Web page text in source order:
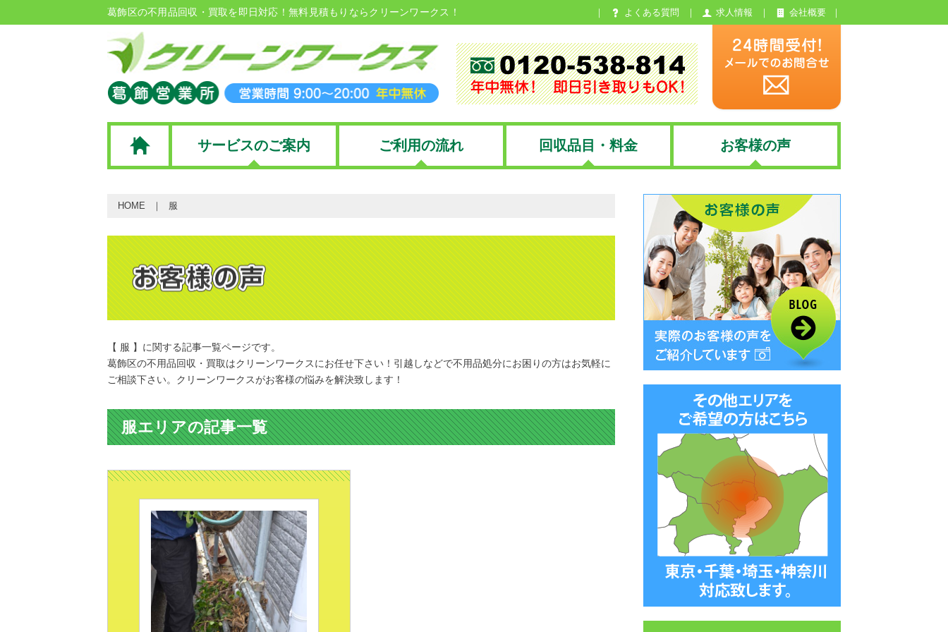
葛飾区の不用品回収・買取を即日対応！無料見積もりならクリーンワークス！ よくある質問 求人情報 会社概要
サービスのご案内 ご利用の流れ 回収品目・料金 お客様の声
HOME 服
【 服 】に関する記事一覧ページです。
葛飾区の不用品回収・買取はクリーンワークスにお任せ下さい！引越しなどで不用品処分にお困りの方はお気軽に
ご相談下さい。クリーンワークスがお客様の悩みを解決致します！
服エリアの記事一覧